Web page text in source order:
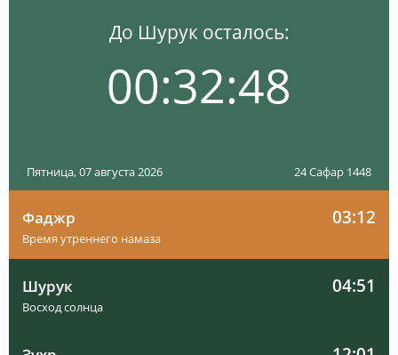
До Шурук осталось:
00:32:47
Пятница, 07 августа 2026 24 Сафар 1448
Фаджр 03:12
Время утреннего намаза
Шурук 04:51
Восход солнца